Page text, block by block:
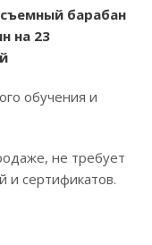
барабан
на 23
обучения и
не требует
и сертификатов.